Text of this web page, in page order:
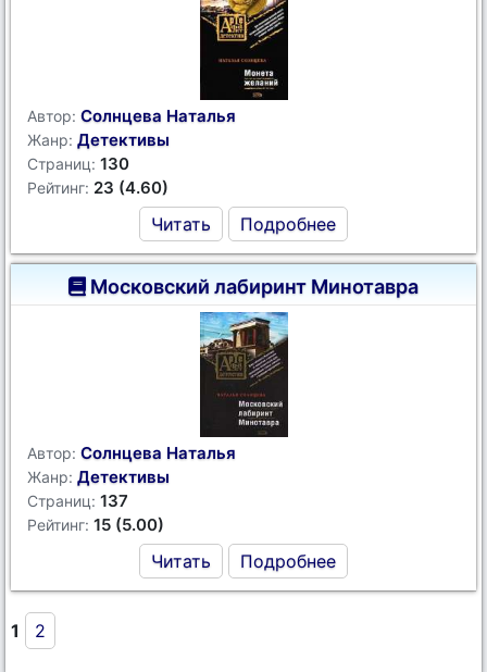
Автор: Солнцева Наталья
Жанр: Детективы
Страниц: 130
Рейтинг: 23 (4.60)
Читать Подробнее
Московский лабиринт Минотавра
Автор: Солнцева Наталья
Жанр: Детективы
Страниц: 137
Рейтинг: 15 (5.00)
Читать Подробнее
1 2